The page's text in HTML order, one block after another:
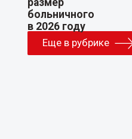
Еще в рубрике